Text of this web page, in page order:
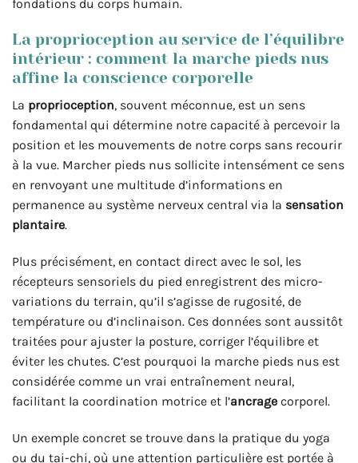
fondations du corps humain.
La proprioception au service de l’équilibre
intérieur : comment la marche pieds nus
affine la conscience corporelle
La proprioception, souvent méconnue, est un sens
fondamental qui détermine notre capacité à percevoir la
position et les mouvements de notre corps sans recourir
à la vue. Marcher pieds nus sollicite intensément ce sens
en renvoyant une multitude d’informations en
permanence au système nerveux central via la sensation
plantaire.
Plus précisément, en contact direct avec le sol, les
récepteurs sensoriels du pied enregistrent des micro-
variations du terrain, qu’il s’agisse de rugosité, de
température ou d’inclinaison. Ces données sont aussitôt
traitées pour ajuster la posture, corriger l’équilibre et
éviter les chutes. C’est pourquoi la marche pieds nus est
considérée comme un vrai entraînement neural,
facilitant la coordination motrice et l’ancrage corporel.
Un exemple concret se trouve dans la pratique du yoga
ou du tai-chi, où une attention particulière est portée à